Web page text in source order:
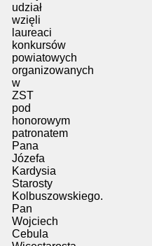
udział
wzięli
laureaci
konkursów
powiatowych
organizowanych
w
ZST
pod
honorowym
patronatem
Pana
Józefa
Kardysia
Starosty
Kolbuszowskiego.
Pan
Wojciech
Cebula